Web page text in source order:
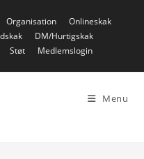
Organisation
Onlineskak
DM/Hurtigskak
Støt Medlemslogin
Menu